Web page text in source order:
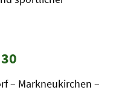
– Markneukirchen –